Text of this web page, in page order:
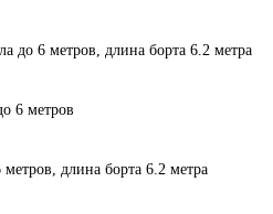
до 6 метров, длина борта 6.2 метра
6 метров
длина борта 6.2 метра